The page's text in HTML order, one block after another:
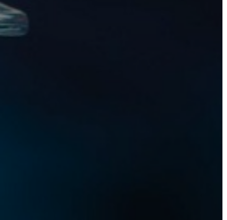
ÁTLÁTHATÓSÁG
AZ